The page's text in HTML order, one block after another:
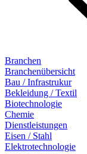
Branchen
Branchenübersicht
Bau / Infrastrukur
Bekleidung / Textil
Biotechnologie
Chemie
Dienstleistungen
Eisen / Stahl
Elektrotechnologie